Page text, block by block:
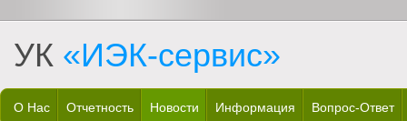
УК «ИЭК-сервис»
О Нас Отчетность Новости Информация Вопрос-Ответ